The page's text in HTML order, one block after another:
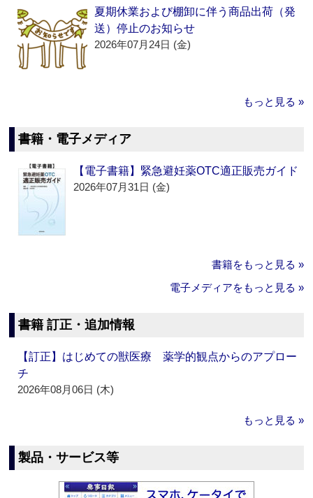
夏期休業および棚卸に伴う商品出荷（発
送）停止のお知らせ
2026年07月24日 (金)
もっと見る »
書籍・電子メディア
【電子書籍】緊急避妊薬OTC適正販売ガイド
2026年07月31日 (金)
書籍をもっと見る »
電子メディアをもっと見る »
書籍 訂正・追加情報
【訂正】はじめての獣医療 薬学的観点からのアプロー
チ
2026年08月06日 (木)
もっと見る »
製品・サービス等